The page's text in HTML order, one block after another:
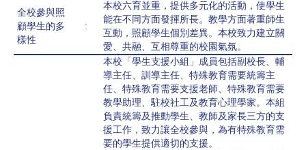
全校參與照
顧學生的多
樣性
:
本校六育並重，提供多元化的活動，使學生
能在不同方面發揮所長。教學方面著重師生
互動，照顧學生個別差異。本校致力建立關
愛、共融、互相尊重的校園氣氛。
本校「學生支援小組」成員包括副校長、輔
導主任、訓導主任、特殊教育需要統籌主
任、特殊教育需要支援老師、特殊教育需要
教學助理、駐校社工及教育心理學家。本組
負責統籌及推動學生、教師及家長三方的支
援工作，致力讓全校參與，為有特殊教育需
要的學生提供適切的支援。